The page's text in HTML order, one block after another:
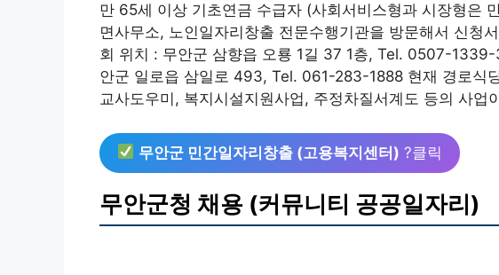
만 65세 이상 기초연금 수급자 (사회서비스형과 시장형은
면사무소, 노인일자리창출 전문수행기관을 방문해서 신청
회 위치 : 무안군 삼향읍 오룡 1길 37 1층, Tel. 0507-
안군 일로읍 삼일로 493, Tel. 061-283-1888 현재 경로식
교사도우미, 복지시설지원사업, 주정차질서계도 등의 사업
무안군 민간일자리창출 (고용복지센터) ?클릭
무안군청 채용 (커뮤니티 공공일자리)